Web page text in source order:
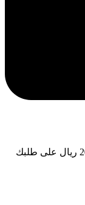
خصم 20 ريال على طلبك